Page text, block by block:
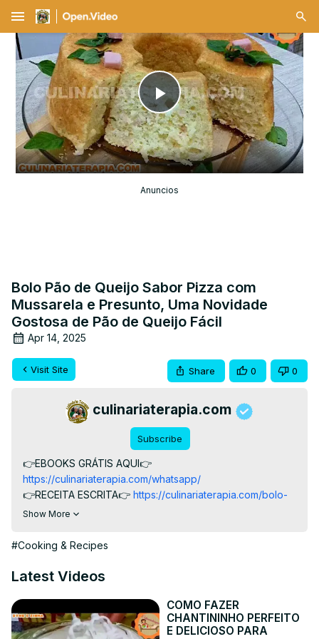
menu
Play
Video
Anuncios
Bolo Pão de Queijo Sabor Pizza com
Mussarela e Presunto, Uma Novidade
Gostosa de Pão de Queijo Fácil
Apr 14, 2025
Visit Site Share 0 0
culinariaterapia.com
Subscribe
👉EBOOKS GRÁTIS AQUI👉
https://culinariaterapia.com/whatsapp/
👉RECEITA ESCRITA👉 https://culinariaterapia.com/bolo-
pao-de-queijo-sabor-pizza-com-mussarela-e-presunto/
Não Murcha, Sabor Pizza com Mussarela e Presunto, uma
#pizza #paodequeijofacil #paodequeijo
Show More
#Cooking & Recipes
Latest Videos
COMO FAZER
CHANTININHO PERFEITO
E DELICIOSO PARA